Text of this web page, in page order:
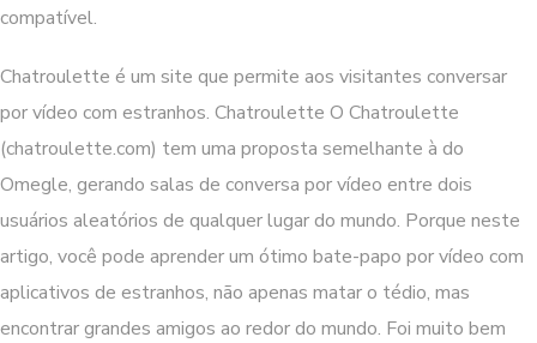
compatível.
Chatroulette é um site que permite aos visitantes conversar
por vídeo com estranhos. Chatroulette O Chatroulette
(chatroulette.com) tem uma proposta semelhante à do
Omegle, gerando salas de conversa por vídeo entre dois
usuários aleatórios de qualquer lugar do mundo. Porque neste
artigo, você pode aprender um ótimo bate-papo por vídeo com
aplicativos de estranhos, não apenas matar o tédio, mas
encontrar grandes amigos ao redor do mundo. Foi muito bem